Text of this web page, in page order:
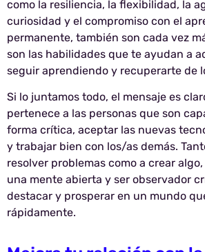
como la resiliencia, la flexibilidad, la
curiosidad y el compromiso con el
permanente, también son cada vez
son las habilidades que te ayudan a
seguir aprendiendo y recuperarte de
Si lo juntamos todo, el mensaje es
pertenece a las personas que son
forma crítica, aceptar las nuevas
y trabajar bien con los/as demás.
resolver problemas como a crear
una mente abierta y ser observador
destacar y prosperar en un mundo
rápidamente.